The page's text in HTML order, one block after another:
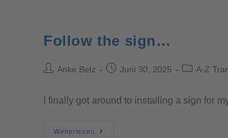
Follow the sign…
Anke Betz Juni 30, 2025 A-Z
I finally got around to installing a sign for
Weiterlesen